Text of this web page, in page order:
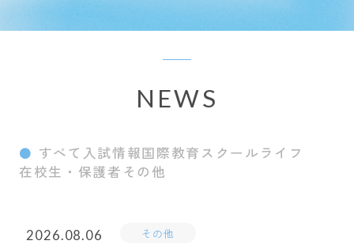
NEWS
すべて 入試情報国際教育 スクールライフ
在校生・保護者 その他
2026.08.06 その他